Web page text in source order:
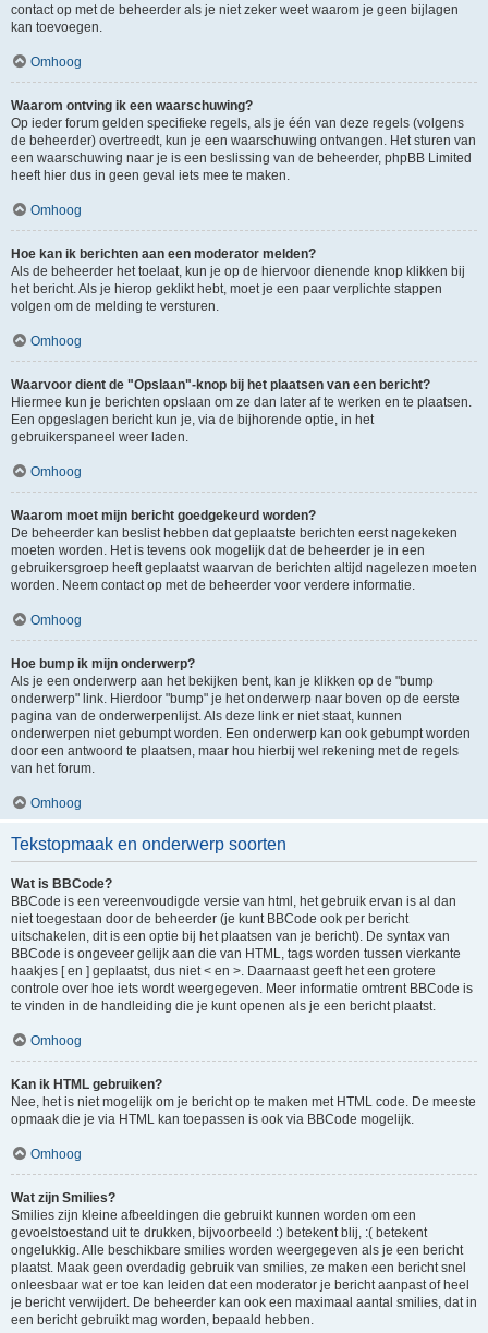
contact op met de beheerder als je niet zeker weet waarom je geen bijlagen
kan toevoegen.
Omhoog
Waarom ontving ik een waarschuwing?
Op ieder forum gelden specifieke regels, als je één van deze regels (volgens
de beheerder) overtreedt, kun je een waarschuwing ontvangen. Het sturen van
een waarschuwing naar je is een beslissing van de beheerder, phpBB Limited
heeft hier dus in geen geval iets mee te maken.
Omhoog
Hoe kan ik berichten aan een moderator melden?
Als de beheerder het toelaat, kun je op de hiervoor dienende knop klikken bij
het bericht. Als je hierop geklikt hebt, moet je een paar verplichte stappen
volgen om de melding te versturen.
Omhoog
Waarvoor dient de "Opslaan"-knop bij het plaatsen van een bericht?
Hiermee kun je berichten opslaan om ze dan later af te werken en te plaatsen.
Een opgeslagen bericht kun je, via de bijhorende optie, in het
gebruikerspaneel weer laden.
Omhoog
Waarom moet mijn bericht goedgekeurd worden?
De beheerder kan beslist hebben dat geplaatste berichten eerst nagekeken
moeten worden. Het is tevens ook mogelijk dat de beheerder je in een
gebruikersgroep heeft geplaatst waarvan de berichten altijd nagelezen moeten
worden. Neem contact op met de beheerder voor verdere informatie.
Omhoog
Hoe bump ik mijn onderwerp?
Als je een onderwerp aan het bekijken bent, kan je klikken op de "bump
onderwerp" link. Hierdoor "bump" je het onderwerp naar boven op de eerste
pagina van de onderwerpenlijst. Als deze link er niet staat, kunnen
onderwerpen niet gebumpt worden. Een onderwerp kan ook gebumpt worden
door een antwoord te plaatsen, maar hou hierbij wel rekening met de regels
van het forum.
Omhoog
Tekstopmaak en onderwerp soorten
Wat is BBCode?
BBCode is een vereenvoudigde versie van html, het gebruik ervan is al dan
niet toegestaan door de beheerder (je kunt BBCode ook per bericht
uitschakelen, dit is een optie bij het plaatsen van je bericht). De syntax van
BBCode is ongeveer gelijk aan die van HTML, tags worden tussen vierkante
haakjes [ en ] geplaatst, dus niet < en >. Daarnaast geeft het een grotere
controle over hoe iets wordt weergegeven. Meer informatie omtrent BBCode is
te vinden in de handleiding die je kunt openen als je een bericht plaatst.
Omhoog
Kan ik HTML gebruiken?
Nee, het is niet mogelijk om je bericht op te maken met HTML code. De meeste
opmaak die je via HTML kan toepassen is ook via BBCode mogelijk.
Omhoog
Wat zijn Smilies?
Smilies zijn kleine afbeeldingen die gebruikt kunnen worden om een
gevoelstoestand uit te drukken, bijvoorbeeld :) betekent blij, :( betekent
ongelukkig. Alle beschikbare smilies worden weergegeven als je een bericht
plaatst. Maak geen overdadig gebruik van smilies, ze maken een bericht snel
onleesbaar wat er toe kan leiden dat een moderator je bericht aanpast of heel
je bericht verwijdert. De beheerder kan ook een maximaal aantal smilies, dat in
een bericht gebruikt mag worden, bepaald hebben.